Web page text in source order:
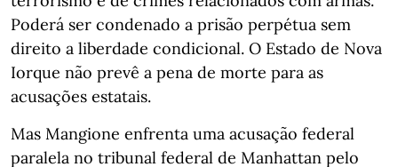
Poderá ser condenado a prisão perpétua sem
direito a liberdade condicional. O Estado de Nova
Iorque não prevê a pena de morte para as
acusações estatais.
Mas Mangione enfrenta uma acusação federal
paralela no tribunal federal de Manhattan pelo